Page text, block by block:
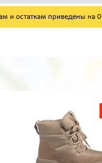
остаткам приведены на